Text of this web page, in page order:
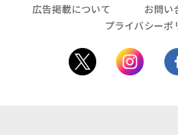
広告掲載について
お問い
プライバシーポ